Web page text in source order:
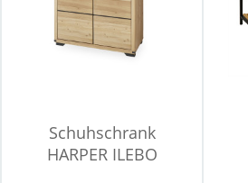
Schuhschrank
HARPER ILEBO